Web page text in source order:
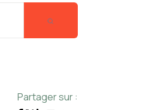
Partager sur :